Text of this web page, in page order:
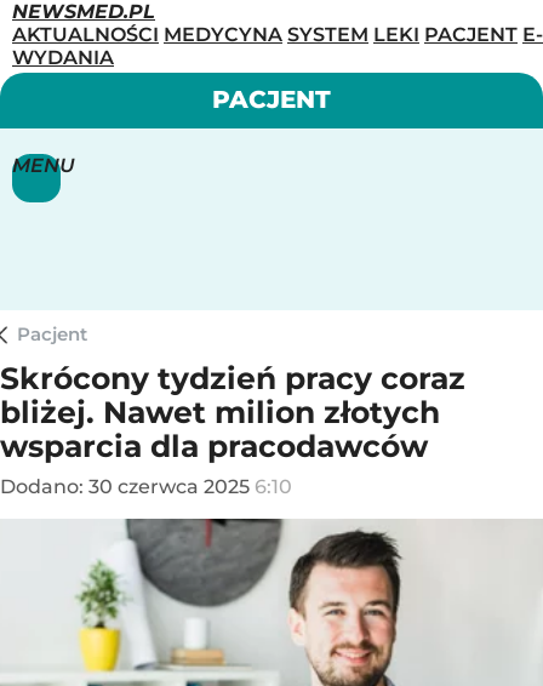
NEWSMED.PL
AKTUALNOŚCI MEDYCYNA SYSTEM LEKI PACJENT E-
WYDANIA
MENU
PACJENT
Pacjent
Skrócony tydzień pracy coraz
bliżej. Nawet milion złotych
wsparcia dla pracodawców
Dodano: 30 czerwca 2025 6:10